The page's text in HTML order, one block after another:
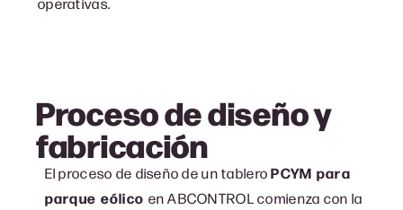
Proceso de diseño y
fabricación
El proceso de diseño de un tableroPCYM para
parque eólico en ABCONTROL comienza con la